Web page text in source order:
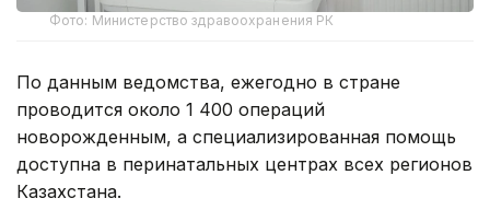
Фото: Министерство здравоохранения РК
По данным ведомства, ежегодно в стране
проводится около 1 400 операций
новорожденным, а специализированная помощь
доступна в перинатальных центрах всех регионов
Казахстана.